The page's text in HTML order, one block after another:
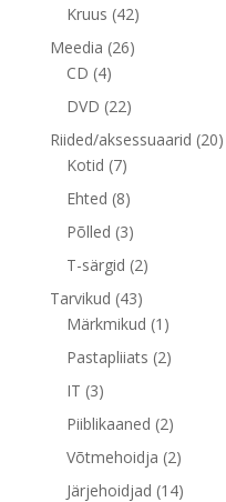
toodet
Kruus 4242
toodet
Meedia 2626
CD 44
toodet
DVD 2222
Riided/aksessuaarid 2020
Kotid 77
toodet
Ehted 88
toodet
Põlled 33
toodet
T-särgid 22
Tarvikud 4343
toodet
Märkmikud 1 1
toode
Pastapliiats 22
IT 33
toodet
Piiblikaaned 22
toodet
Võtmehoidja 22
toodet
Järjehoidjad 1414